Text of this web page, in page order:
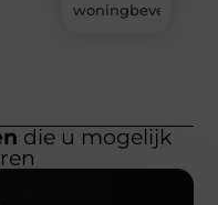
woningbeveiliging
die u mogelijk